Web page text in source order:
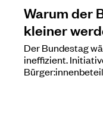
Warum der
kleiner
Der Bundestag
ineffizient.